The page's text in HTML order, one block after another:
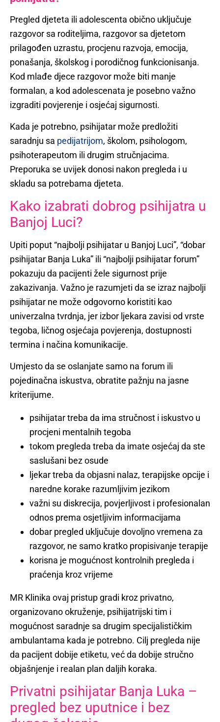
Pregled djeteta ili adolescenta obično uključuje
razgovor sa roditeljima, razgovor sa djetetom
prilagođen uzrastu, procjenu razvoja, emocija,
ponašanja, školskog i porodičnog funkcionisanja.
Kod mlađe djece razgovor može biti manje
formalan, a kod adolescenata je posebno važno
izgraditi povjerenje i osjećaj sigurnosti.
Kada je potrebno, psihijatar može predložiti
saradnju sa pedijatrijom, školom, psihologom,
psihoterapeutom ili drugim stručnjacima.
Preporuka se uvijek donosi nakon pregleda i u
skladu sa potrebama djeteta.
Kako izabrati dobrog psihijatra u
Banjoj Luci?
Upiti poput “najbolji psihijatar u Banjoj Luci”, “dobar
psihijatar Banja Luka” ili “najbolji psihijatar forum”
pokazuju da pacijenti žele sigurnost prije
zakazivanja. Važno je razumjeti da se izraz najbolji
psihijatar ne može odgovorno koristiti kao
univerzalna tvrdnja, jer izbor ljekara zavisi od vrste
tegoba, ličnog osjećaja povjerenja, dostupnosti
termina i načina komunikacije.
Umjesto da se oslanjate samo na forum ili
pojedinačna iskustva, obratite pažnju na jasne
kriterijume.
psihijatar treba da ima stručnost i iskustvo u
procjeni mentalnih tegoba
tokom pregleda treba da imate osjećaj da ste
saslušani bez osude
ljekar treba da objasni nalaz, terapijske opcije i
naredne korake razumljivim jezikom
važni su diskrecija, povjerljivost i profesionalan
odnos prema osjetljivim informacijama
dobar pregled uključuje dovoljno vremena za
razgovor, ne samo kratko propisivanje terapije
korisna je mogućnost kontrolnih pregleda i
praćenja kroz vrijeme
MR Klinika ovaj pristup gradi kroz privatno,
organizovano okruženje, psihijatrijski tim i
mogućnost saradnje sa drugim specijalističkim
ambulantama kada je potrebno. Cilj pregleda nije
da pacijent dobije etiketu, već da dobije stručno
objašnjenje i realan plan daljih koraka.
Privatni psihijatar Banja Luka –
pregled bez uputnice i bez